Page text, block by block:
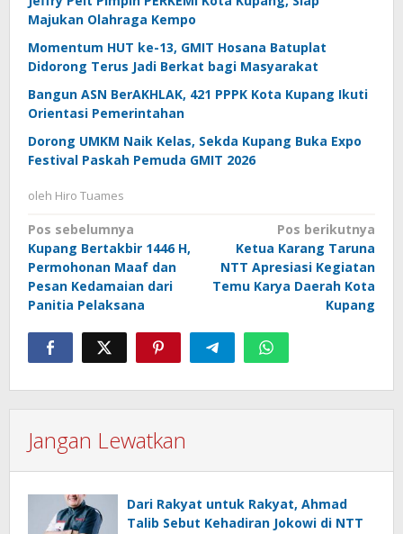
Majukan Olahraga Kempo
Momentum HUT ke-13, GMIT Hosana Batuplat
Didorong Terus Jadi Berkat bagi Masyarakat
Bangun ASN BerAKHLAK, 421 PPPK Kota Kupang Ikuti
Orientasi Pemerintahan
Dorong UMKM Naik Kelas, Sekda Kupang Buka Expo
Festival Paskah Pemuda GMIT 2026
oleh Hiro Tuames
Navigasi
pos
Pos sebelumnya
Kupang Bertakbir 1446 H,
Permohonan Maaf dan
Pesan Kedamaian dari
Panitia Pelaksana
Pos berikutnya
Ketua Karang Taruna
NTT Apresiasi Kegiatan
Temu Karya Daerah Kota
Kupang
Jangan Lewatkan
Dari Rakyat untuk Rakyat, Ahmad
Talib Sebut Kehadiran Jokowi di NTT